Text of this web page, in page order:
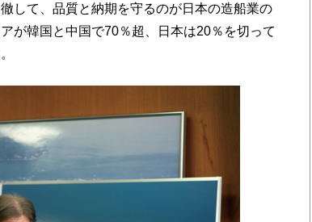
して、品質と納期を守るのが日本の造船業の
が韓国と中国で70％超、日本は20％を切って